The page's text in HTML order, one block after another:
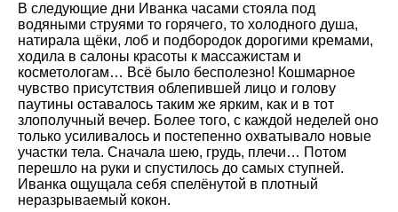
В следующие дни Иванка часами стояла под
водяными струями то горячего, то холодного душа,
натирала щёки, лоб и подбородок дорогими кремами,
ходила в салоны красоты к массажистам и
косметологам… Всё было бесполезно! Кошмарное
чувство присутствия облепившей лицо и голову
паутины оставалось таким же ярким, как и в тот
злополучный вечер. Более того, с каждой неделей оно
только усиливалось и постепенно охватывало новые
участки тела. Сначала шею, грудь, плечи… Потом
перешло на руки и спустилось до самых ступней.
Иванка ощущала себя спелёнутой в плотный
неразрываемый кокон.